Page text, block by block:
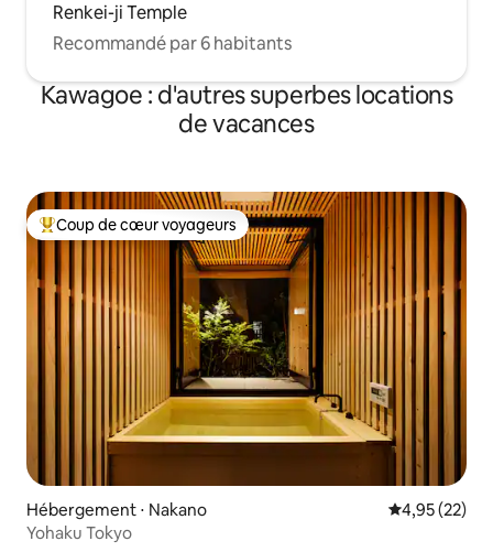
＆アメニティ ・タオル類： お一人様につ
き バスタオル1枚、フェイスタオル2枚を
ご用意 ・アメニティ： 歯ブラシ、剃刀、
シャンプー、コンディショナー、ボディ
ソープ、洗濯洗剤（ジェルボール） ■ 駐
車スペースについて 施設前の駐車スペー
※2台目以降のお車につきましては、近隣
のコインパーキングをご利用ください。
（徒歩圏内に24時間800円程度のコイン
パーキングが複数ございます。） ■ ご確
認・注意事項（必ずお読みください） 【1
階・2階の独立貸出について】 本物件は1
階と2階をそれぞれ独立して貸し出してお
ります（詳細は各リスティングをご覧く
ださい）。プライベートな空間は完全に
確保されております。 【ゴミの分別と処
分について】 ゴミは「通常ゴミ」「缶」
「瓶」「ペットボトル」に分別し、室内
がいっぱいになりましたら屋外の専用ゴ
ミストッカーへお出しください。 ※スー
ツケースや靴などの粗大ゴミの放置はご
遠慮ください。処分をご希望の場合は、1
点につき1,000円にて承りますので、必ず
Renkei-ji Temple
Recommandé par 6 habitants
Kawagoe : d'autres superbes locations
de vacances
Coups de cœur voyageurs les plus appréciés
Coup de cœur voyageurs
Hébergement ⋅ Nakano Évaluation
4,95 (22)
Yohaku Tokyo